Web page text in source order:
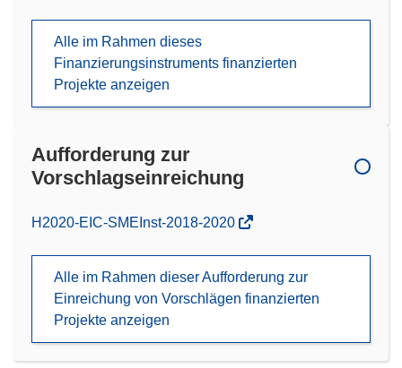
Alle im Rahmen dieses
Finanzierungsinstruments finanzierten
Projekte anzeigen
Aufforderung zur
Vorschlagseinreichung
(öffnet
Fenster)
H2020-EIC-SMEInst-2018-2020
Alle im Rahmen dieser Aufforderung zur
Einreichung von Vorschlägen finanzierten
Projekte anzeigen